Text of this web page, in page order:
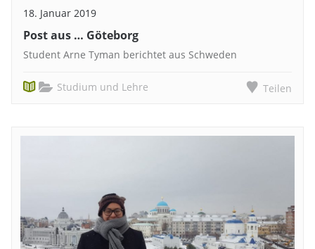
18. Januar 2019
Post aus … Göteborg
Student Arne Tyman berichtet aus Schweden
Studium und Lehre Teilen